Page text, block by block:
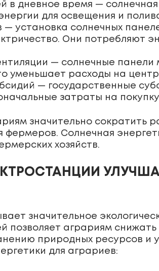
в дневное время —
для освещения и
— установка солнечных
Они потребляют
— солнечные панели
уменьшает расходы на
— государственные
затраты на
значительно сократить
фермеров. Солнечная
хозяйств.
значительное
позволяет аграриям
природных ресурсов
для аграриев: